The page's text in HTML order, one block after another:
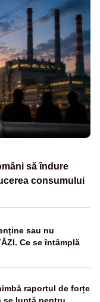
să îndure
consumului
sau nu
Ce se întâmplă
raportul de forțe
se luptă pentru